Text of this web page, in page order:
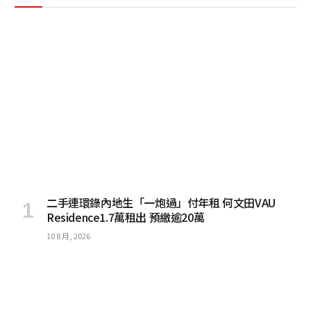
二手連環錄內地生「一炮過」付年租 何文田VAU
Residence1.7萬租出 預繳逾20萬
10 8 月, 2026